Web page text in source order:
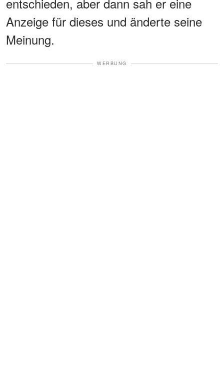
Anzeige für dieses und änderte seine
Meinung.
WERBUNG